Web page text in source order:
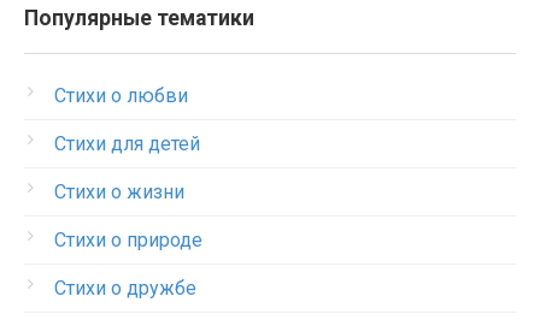
Популярные тематики
Стихи о любви
Стихи для детей
Стихи о жизни
Стихи о природе
Стихи о дружбе